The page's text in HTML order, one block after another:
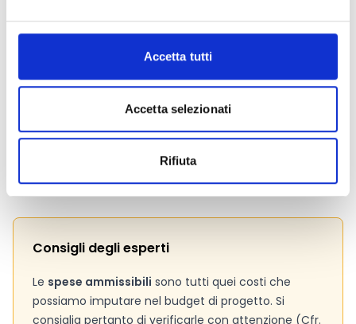
Accetta tutti
Accetta selezionati
Rifiuta
Pagina web per formulari e documenti
Si consiglia di consultare regolarmente il sito web
ufficiale del bando per gli aggiornamenti e le
informazioni addizionali.
Consigli degli esperti
Le spese ammissibili sono tutti quei costi che
possiamo imputare nel budget di progetto. Si
consiglia pertanto di verificarle con attenzione (Cfr.